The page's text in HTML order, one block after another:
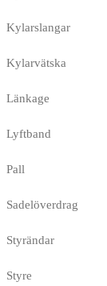
Kylarslangar
Kylarvätska
Länkage
Lyftband
Pall
Sadelöverdrag
Styrändar
Styre